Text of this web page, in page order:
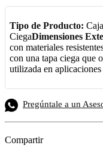
Tipo de Producto:
CiegaDimensiones
con materiales
con una tapa ciega que
utilizada en
Pregúntale a un
Compartir